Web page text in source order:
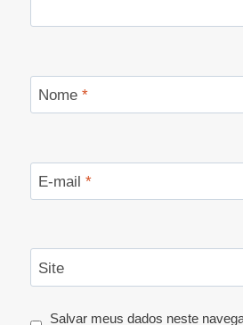
Nome *
E-mail *
Site
Salvar meus dados neste